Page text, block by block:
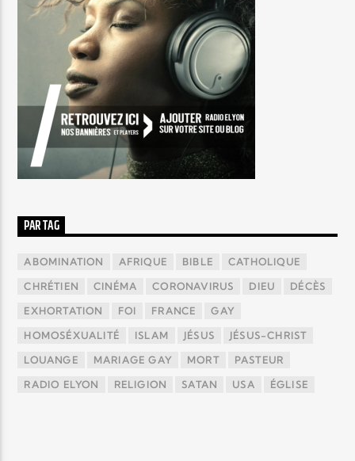
PAR TAG
ABOMINATION AFRIQUE BIBLE CATHOLIQUE
CHRÉTIEN CINÉMA CORONAVIRUS DIEU DÉCÈS
EXHORTATION FOI FRANCE GAY
HOMOSÉXUALITÉ ISLAM JÉSUS JÉSUS-CHRIST
LOUANGE MARIAGE GAY MORT PASTEUR
RADIO ELYON RELIGION SATAN USA ÉGLISE